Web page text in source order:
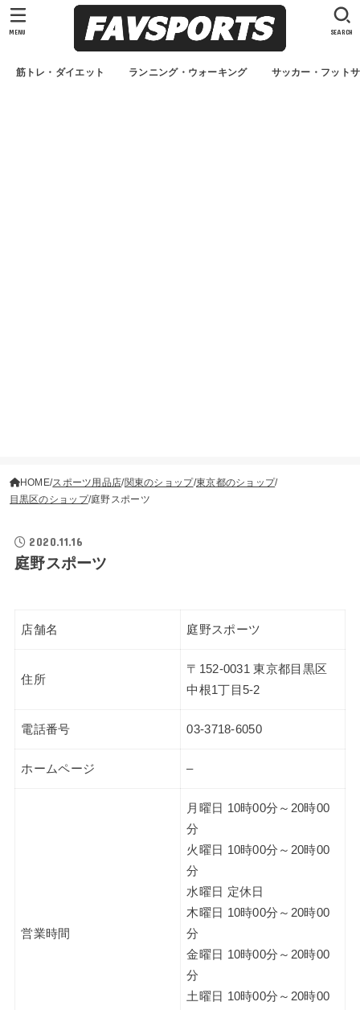
筋トレ・ダイエット ランニング・ウォーキング サッカー・フット
SEARCH
MENU
HOME スポーツ用品店 関東のショップ 東京都のショップ
目黒区のショップ 庭野スポーツ
2020.11.16
庭野スポーツ
店舗名 庭野スポーツ
住所
〒152-0031 東京都目黒区
中根1丁目5-2
電話番号 03-3718-6050
ホームページ –
営業時間
月曜日 10時00分～20時00
分
火曜日 10時00分～20時00
分
水曜日 定休日
木曜日 10時00分～20時00
分
金曜日 10時00分～20時00
分
土曜日 10時00分～20時00